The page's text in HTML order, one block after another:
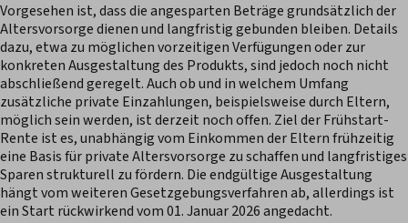
Vorgesehen ist, dass die angesparten Beträge grundsätzlich der
Altersvorsorge dienen und langfristig gebunden bleiben. Details
dazu, etwa zu möglichen vorzeitigen Verfügungen oder zur
konkreten Ausgestaltung des Produkts, sind jedoch noch nicht
abschließend geregelt. Auch ob und in welchem Umfang
zusätzliche private Einzahlungen, beispielsweise durch Eltern,
möglich sein werden, ist derzeit noch offen. Ziel der Frühstart-
Rente ist es, unabhängig vom Einkommen der Eltern frühzeitig
eine Basis für private Altersvorsorge zu schaffen und langfristiges
Sparen strukturell zu fördern. Die endgültige Ausgestaltung
hängt vom weiteren Gesetzgebungsverfahren ab, allerdings ist
ein Start rückwirkend vom 01. Januar 2026 angedacht.